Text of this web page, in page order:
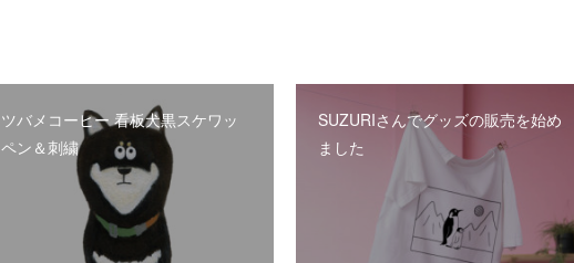
ツバメコーヒー 看板犬黒スケワッ
ペン＆刺繍
SUZURIさんでグッズの販売を始め
ました